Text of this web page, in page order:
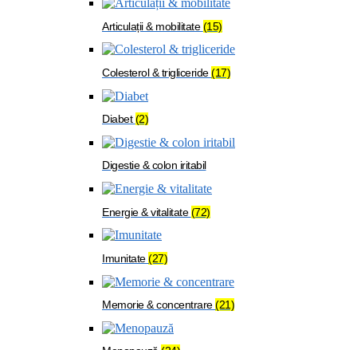
Articulații & mobilitate(15)
Colesterol & trigliceride(17)
Diabet(2)
Digestie & colon iritabil
Energie & vitalitate(72)
Imunitate(27)
Memorie & concentrare(21)